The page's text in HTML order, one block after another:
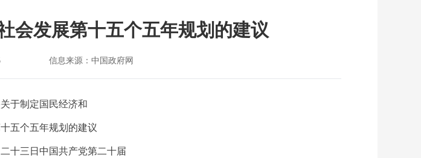
会发展第十五个五年规划的建议
信息来源：中国政府网
于制定国民经济和
五个五年规划的建议
二十三日中国共产党第二十届